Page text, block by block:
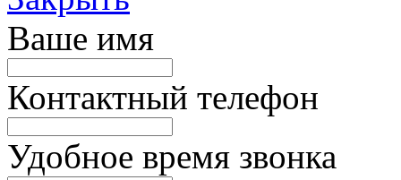
Ваше имя
Контактный телефон
Удобное время звонка